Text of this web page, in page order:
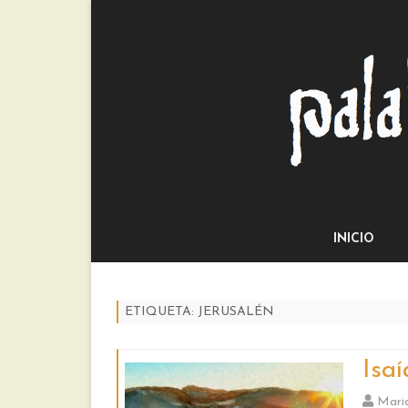
INICIO
ETIQUETA: JERUSALÉN